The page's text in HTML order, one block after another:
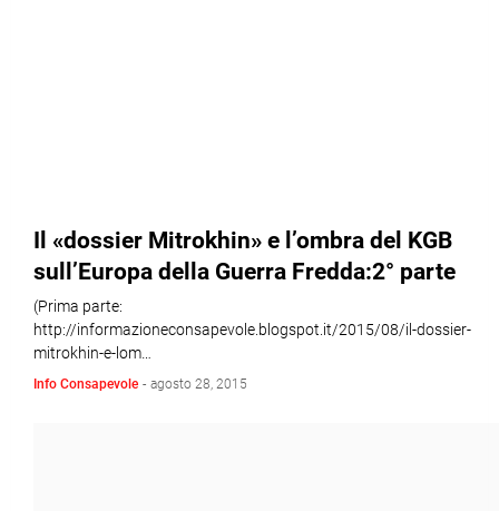
Il «dossier Mitrokhin» e l’ombra del KGB
sull’Europa della Guerra Fredda:2° parte
(Prima parte:
http://informazioneconsapevole.blogspot.it/2015/08/il-dossier-
mitrokhin-e-lom…
Info Consapevole - agosto 28, 2015